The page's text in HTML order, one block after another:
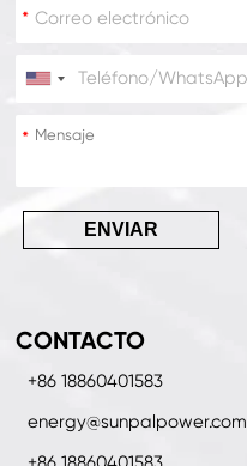
*
*
*
ENVIAR
CONTACTO
+86 18860401583
energy@sunpalpower.com